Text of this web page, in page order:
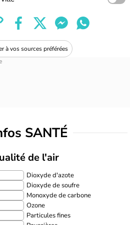
à vos sources préférées
SANTÉ
de l'air
Dioxyde d'azote
Dioxyde de soufre
Monoxyde de carbone
Ozone
Particules fines